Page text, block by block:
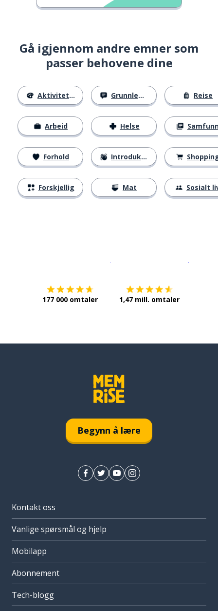
Gå igjennom andre emner som
passer behovene dine
Aktiviteter
Arbeid
Forhold
Forskjellig
Grunnleggende
Helse
Introduksjoner
Mat
Reise
Sosialt
177 000 omtaler 1,47 mill. omtaler
Begynn å lære
Kontakt oss
Vanlige spørsmål og hjelp
Mobilapp
Abonnement
Tech-blogg